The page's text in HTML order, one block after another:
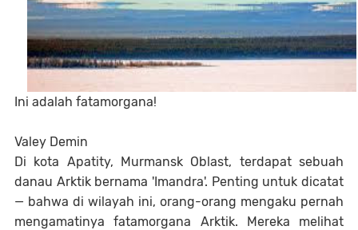
Ini adalah fatamorgana!
Valey Demin
Di kota Apatity, Murmansk Oblast, terdapat sebuah
danau Arktik bernama 'Imandra'. Penting untuk dicatat
— bahwa di wilayah ini, orang-orang mengaku pernah
mengamatinya fatamorgana Arktik. Mereka melihat